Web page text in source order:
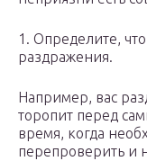
1. Определите,
раздражения.
Например, вас
торопит перед
время, когда
перепроверить и